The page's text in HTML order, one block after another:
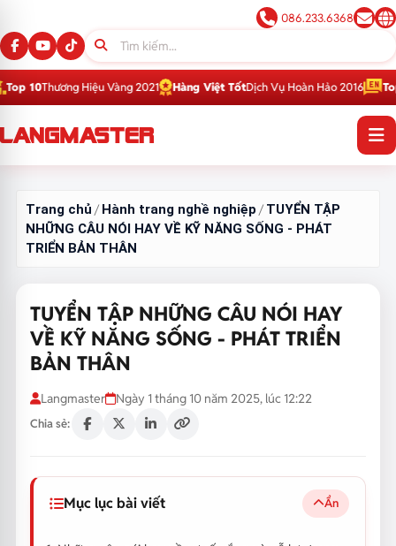
086.233.6368
Hiệu Vàng 2021 Hàng Việt TốtDịch Vụ Hoàn Hảo 2016 Top 1Thương
Trang chủ /Hành trang nghề nghiệp /TUYỂN TẬP
NHỮNG CÂU NÓI HAY VỀ KỸ NĂNG SỐNG - PHÁT
TRIỂN BẢN THÂN
TUYỂN TẬP NHỮNG CÂU NÓI HAY
VỀ KỸ NĂNG SỐNG - PHÁT TRIỂN
BẢN THÂN
Langmaster Ngày 1 tháng 10 năm 2025, lúc 12:22
Chia sẻ:
Mục lục bài viết Ẩn